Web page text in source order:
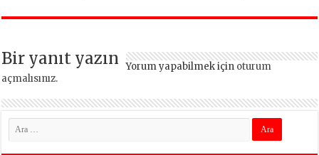
Bir yanıt yazın Yorum yapabilmek için oturum
açmalısınız.